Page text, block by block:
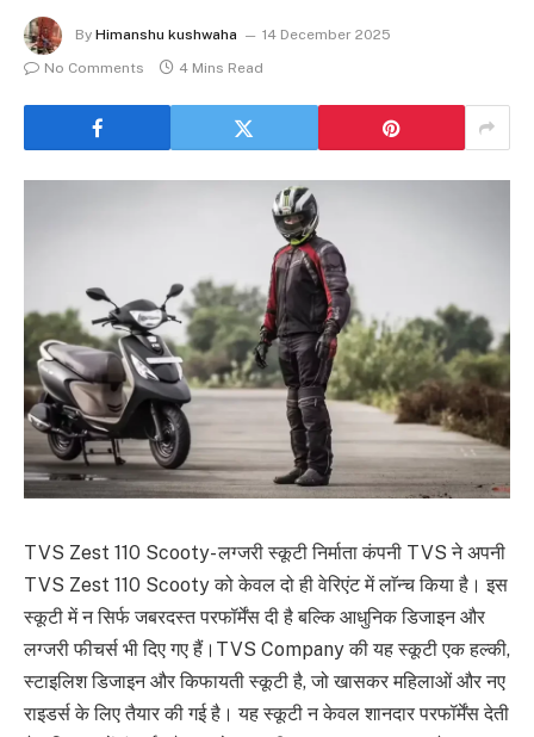
By Himanshu kushwaha
14 December 2025
No Comments
4 Mins Read
TVS Zest 110 Scooty- लग्जरी स्कूटी निर्माता कंपनी TVS ने अपनी
TVS Zest 110 Scooty को केवल दो ही वेरिएंट में लाॅन्च किया है। इस
स्कूटी में न सिर्फ जबरदस्त परफॉर्मेंस दी है बल्कि आधुनिक डिजाइन और
लग्जरी फीचर्स भी दिए गए हैं।TVS Company की यह स्कूटी एक हल्की,
स्टाइलिश डिजाइन और किफायती स्कूटी है, जो खासकर महिलाओं और नए
राइडर्स के लिए तैयार की गई है। यह स्कूटी न केवल शानदार परफॉर्मेंस देती